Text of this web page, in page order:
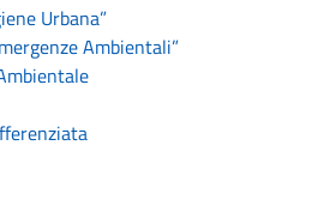
Urbana”
Ambientali”